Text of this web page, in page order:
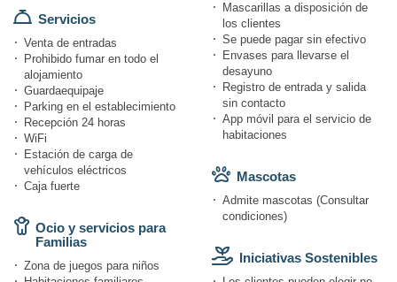
Servicios
Venta de entradas
Prohibido fumar en todo el
alojamiento
Guardaequipaje
Parking en el establecimiento
Recepción 24 horas
WiFi
Estación de carga de
vehículos eléctricos
Caja fuerte
Ocio y servicios para
Familias
Zona de juegos para niños
Mascarillas a disposición de
los clientes
Se puede pagar sin efectivo
Envases para llevarse el
desayuno
Registro de entrada y salida
sin contacto
App móvil para el servicio de
habitaciones
Mascotas
Admite mascotas (Consultar
condiciones)
Iniciativas Sostenibles